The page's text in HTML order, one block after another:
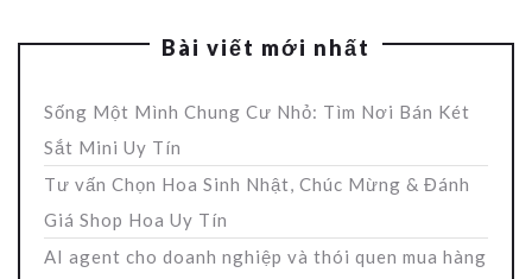
Bài viết mới nhất
Sống Một Mình Chung Cư Nhỏ: Tìm Nơi Bán Két
Sắt Mini Uy Tín
Tư vấn Chọn Hoa Sinh Nhật, Chúc Mừng & Đánh
Giá Shop Hoa Uy Tín
AI agent cho doanh nghiệp và thói quen mua hàng